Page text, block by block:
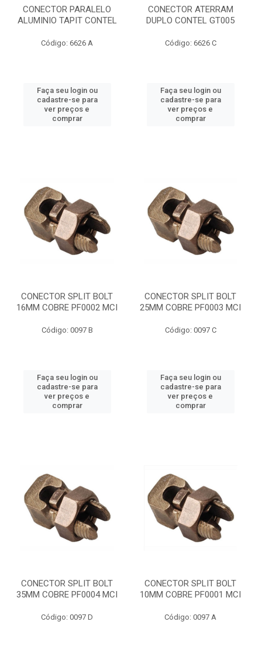
CONECTOR PARALELO
ALUMINIO TAPIT CONTEL
Código: 6626 A
Faça seu login ou
cadastre-se para
ver preços e
comprar
CONECTOR ATERRAM
DUPLO CONTEL GT005
Código: 6626 C
Faça seu login ou
cadastre-se para
ver preços e
comprar
CONECTOR SPLIT BOLT
16MM COBRE PF0002 MCI
Código: 0097 B
Faça seu login ou
cadastre-se para
ver preços e
comprar
CONECTOR SPLIT BOLT
25MM COBRE PF0003 MCI
Código: 0097 C
Faça seu login ou
cadastre-se para
ver preços e
comprar
CONECTOR SPLIT BOLT
35MM COBRE PF0004 MCI
Código: 0097 D
CONECTOR SPLIT BOLT
10MM COBRE PF0001 MCI
Código: 0097 A